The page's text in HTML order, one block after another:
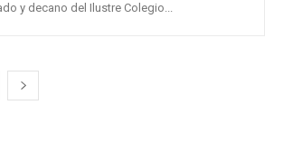
y decano del Ilustre Colegio...